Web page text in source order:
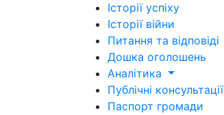
Історії успіху
Історії війни
Питання та відповіді
Дошка оголошень
Аналітика
Публічні консультації
Паспорт громади